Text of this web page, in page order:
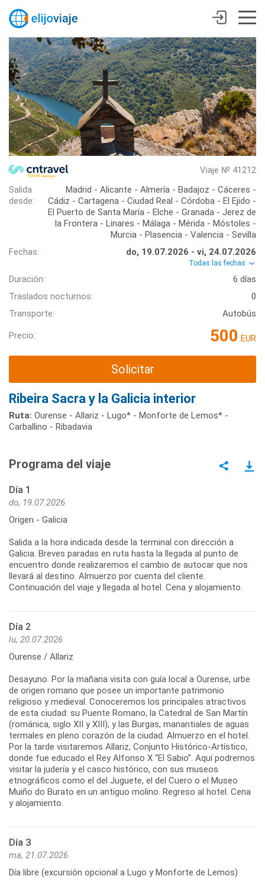
Viaje № 41212
Salida
desde:
Madrid - Alicante - Almería - Badajoz - Cáceres -
Cádiz - Cartagena - Ciudad Real - Córdoba - El Ejido -
El Puerto de Santa María - Elche - Granada - Jerez de
la Frontera - Linares - Málaga - Mérida - Móstoles -
Murcia - Plasencia - Valencia - Sevilla
Fechas:
do, 19.07.2026 - vi, 24.07.2026
Todas las fechas
Duración:
6 días
Traslados nocturnos:
0
Transporte:
Autobús
Precio: 500 EUR
Solicitar
Ribeira Sacra y la Galicia interior
Ruta: Ourense - Allariz - Lugo* - Monforte de Lemos* -
Carballino - Ribadavia
Programa del viaje
Día 1
do, 19.07.2026
Origen - Galicia
Salida a la hora indicada desde la terminal con dirección a
Galicia. Breves paradas en ruta hasta la llegada al punto de
encuentro donde realizaremos el cambio de autocar que nos
llevará al destino. Almuerzo por cuenta del cliente.
Continuación del viaje y llegada al hotel. Cena y alojamiento.
Día 2
lu, 20.07.2026
Ourense / Allariz
Desayuno. Por la mañana visita con guía local a Ourense, urbe
de origen romano que posee un importante patrimonio
religioso y medieval. Conoceremos los principales atractivos
de esta ciudad: su Puente Romano, la Catedral de San Martín
(románica, siglo XII y XIII), y las Burgas, manantiales de aguas
termales en pleno corazón de la ciudad. Almuerzo en el hotel.
Por la tarde visitaremos Allariz, Conjunto Histórico-Artístico,
donde fue educado el Rey Alfonso X “El Sabio”. Aquí podremos
visitar la judería y el casco histórico, con sus museos
etnográficos como el del Juguete, el del Cuero o el Museo
Muiño do Burato en un antiguo molino. Regreso al hotel. Cena
y alojamiento.
Día 3
ma, 21.07.2026
Día libre (excursión opcional a Lugo y Monforte de Lemos)